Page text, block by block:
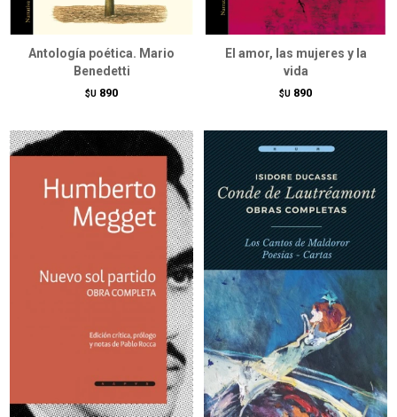
Antología poética. Mario
Benedetti
$U 890
El amor, las mujeres y la
vida
$U 890